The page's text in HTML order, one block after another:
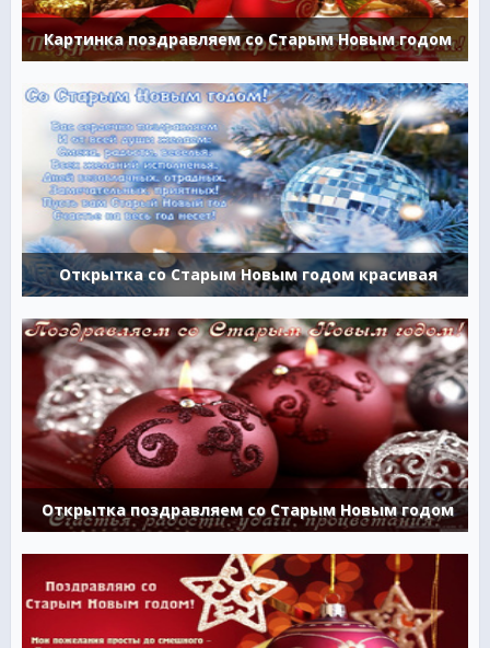
Картинка поздравляем со Старым Новым годом
Открытка со Старым Новым годом красивая
Открытка поздравляем со Старым Новым годом